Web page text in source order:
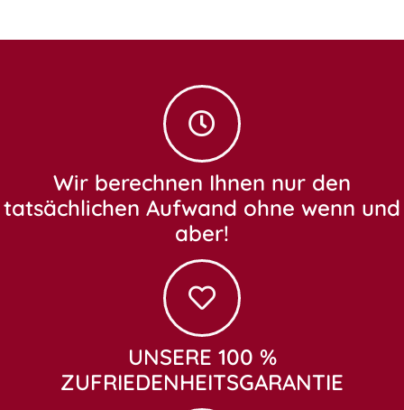
Wir berechnen Ihnen nur den
tatsächlichen Aufwand ohne wenn und
aber!
UNSERE 100 %
ZUFRIEDENHEITSGARANTIE